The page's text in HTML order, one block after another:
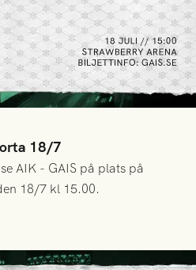
18/7
AIK - GAIS på plats på
18/7 kl 15.00.